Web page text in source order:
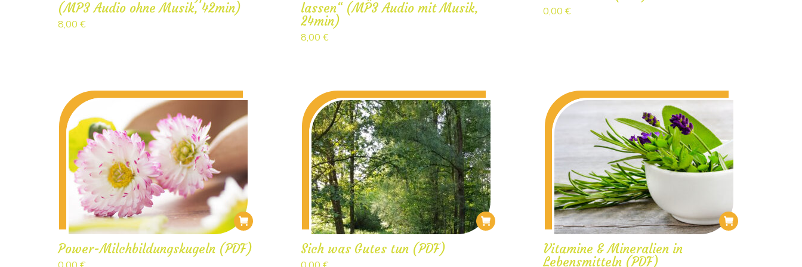
(MP3 Audio ohne Musik, 42min)
8,00 €
lassen“ (MP3 Audio mit Musik,
24min)
8,00 €
0,00€
Power-Milchbildungskugeln (PDF) Sich was Gutes tun (PDF)
Vitamine & Mineralien in
Lebensmitteln (PDF)